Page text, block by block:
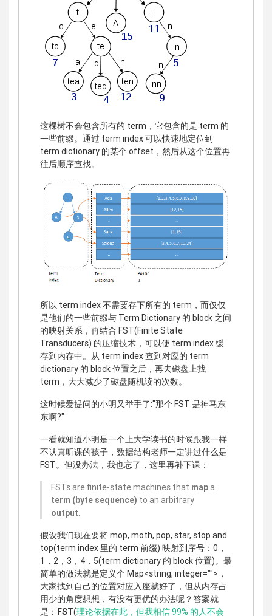
这棵树不会包含所有的 term，它包含的是 term 的
一些前缀。通过 term index 可以快速地定位到
term dictionary 的某个 offset，然后从这个位置再
往后顺序查找。
所以 term index 不需要存下所有的 term，而仅仅
是他们的一些前缀与 Term Dictionary 的 block 之间
的映射关系，再结合 FST(Finite State
Transducers) 的压缩技术，可以使 term index 缓
存到内存中。从 term index 查到对应的 term
dictionary 的 block 位置之后，再去磁盘上找
term，大大减少了磁盘随机读的次数。
这时候爱提问的小明又举手了:"那个 FST 是神马东
东啊?"
一看就知道小明是一个上大学读书的时候跟我一样
不认真听课的孩子，数据结构老师一定讲过什么是
FST。但没办法，我也忘了，这里再补下课：
FSTs are finite-state machines that mapa
term (byte sequence) to an arbitrary
output.
假设我们现在要将 mop, moth, pop, star, stop and
top(term index 里的 term 前缀) 映射到序号：0，
1，2，3，4，5(term dictionary 的 block 位置)。最
简单的做法就是定义个 Map<string, integer="">，
大家找到自己的位置对应入座就好了，但从内存占
用少的角度想想，有没有更优的办法呢？答案就
是： FST(理论依据在此，但我相信 99% 的人不会